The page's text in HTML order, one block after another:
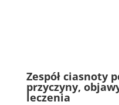
Zespół ciasnoty
przyczyny,
leczenia